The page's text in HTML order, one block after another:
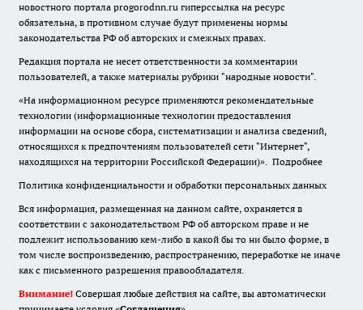
новостного портала progorodnn.ru гиперссылка на ресурс
обязательна, в противном случае будут применены нормы
законодательства РФ об авторских и смежных правах.
Редакция портала не несет ответственности за комментарии
пользователей, а также материалы рубрики "народные новости".
«На информационном ресурсе применяются рекомендательные
технологии (информационные технологии предоставления
информации на основе сбора, систематизации и анализа сведений,
относящихся к предпочтениям пользователей сети "Интернет",
находящихся на территории Российской Федерации)». Подробнее
Политика конфиденциальности и обработки персональных данных
Вся информация, размещенная на данном сайте, охраняется в
соответствии с законодательством РФ об авторском праве и не
подлежит использованию кем-либо в какой бы то ни было форме, в
том числе воспроизведению, распространению, переработке не иначе
как с письменного разрешения правообладателя.
Внимание! Совершая любые действия на сайте, вы автоматически